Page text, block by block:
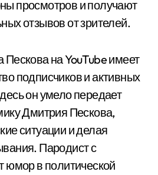
просмотров и получают
отзывов от зрителей.
на YouTube имеет
подписчиков и активных
он умело передает
Дмитрия Пескова,
ситуации и делая
Пародист с
юмор в политической